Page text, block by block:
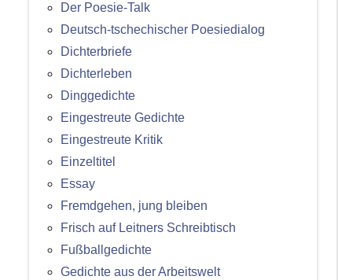
Der Poesie-Talk
Deutsch-tschechischer Poesiedialog
Dichterbriefe
Dichterleben
Dinggedichte
Eingestreute Gedichte
Eingestreute Kritik
Einzeltitel
Essay
Fremdgehen, jung bleiben
Frisch auf Leitners Schreibtisch
Fußballgedichte
Gedichte aus der Arbeitswelt